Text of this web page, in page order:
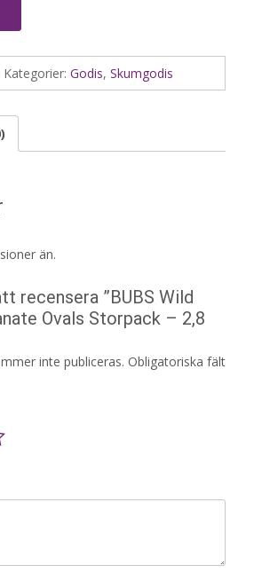
Kategorier: Godis, Skumgodis
än.
recensera ”BUBS Wild
Ovals Storpack – 2,8
inte publiceras. Obligatoriska fält